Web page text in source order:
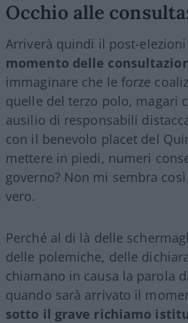
Occhio alle
Arriverà quindi il post-
momento delle
immaginare che le forze
quelle del terzo polo, magari
ausilio di responsabili
con il benevolo placet del
mettere in piedi, numeri
governo? Non mi sembra
vero.
Perché al di là delle
delle polemiche, delle
chiamano in causa la parola
quando sarà arrivato il
sotto il grave richiamo